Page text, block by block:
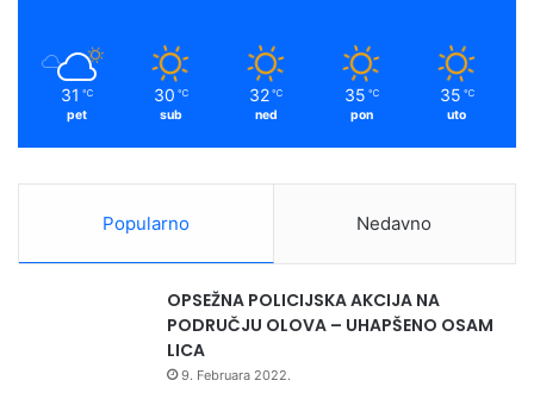
31 ℃
pet
30 ℃
sub
32 ℃
ned
35 ℃
pon
35 ℃
uto
Popularno Nedavno
OPSEŽNA POLICIJSKA AKCIJA NA
PODRUČJU OLOVA – UHAPŠENO OSAM
LICA
9. Februara 2022.